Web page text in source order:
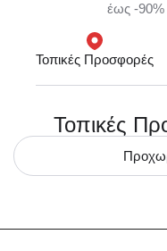
έως -90%
Τοπικές Προσφορές
Τοπικές